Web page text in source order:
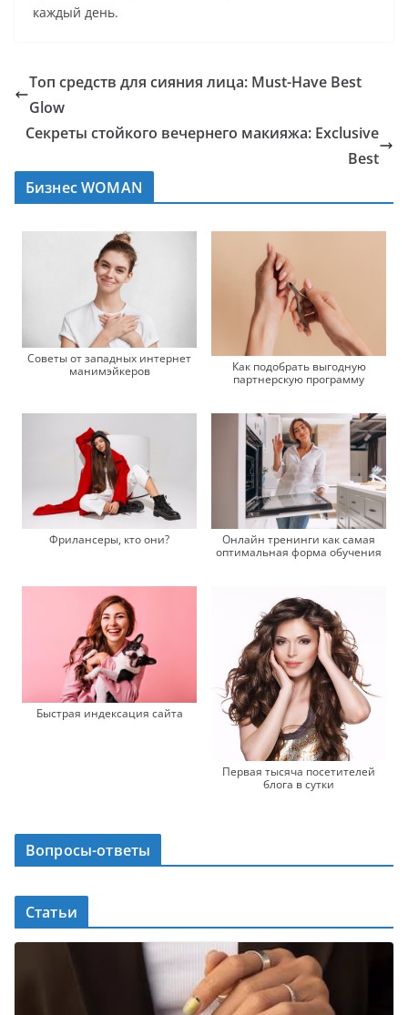
каждый день.
Топ средств для сияния лица: Must-Have Best
Glow
Секреты стойкого вечернего макияжа: Exclusive
Best
Бизнес WOMAN
Советы от западных интернет
манимэйкеров
Как подобрать выгодную
партнерскую программу
Фрилансеры, кто они?
Онлайн тренинги как самая
оптимальная форма обучения
Быстрая индексация сайта
Первая тысяча посетителей
блога в сутки
Вопросы-ответы
Статьи